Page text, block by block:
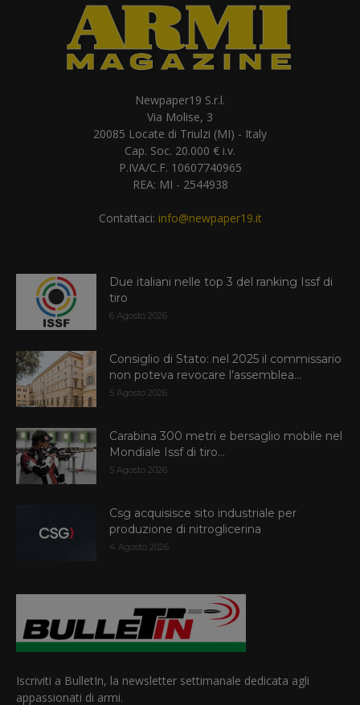
Newpaper19 S.r.l.
Via Molise, 3
20085 Locate di Triulzi (MI) - Italy
Cap. Soc. 20.000 € i.v.
P.IVA/C.F. 10607740965
REA: MI - 2544938
Contattaci: info@newpaper19.it
Due italiani nelle top 3 del ranking Issf di
tiro
6 Agosto 2026
Consiglio di Stato: nel 2025 il commissario
non poteva revocare l’assemblea...
5 Agosto 2026
Carabina 300 metri e bersaglio mobile nel
Mondiale Issf di tiro...
5 Agosto 2026
Csg acquisisce sito industriale per
produzione di nitroglicerina
4 Agosto 2026
Iscriviti a BulletIn, la newsletter settimanale dedicata agli
appassionati di armi.